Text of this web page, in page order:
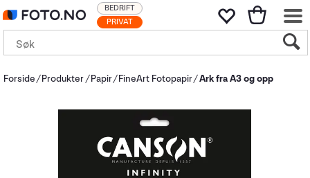
PRIVAT
BEDRIFT
Forside Produkter Papir FineArt Fotopapir Ark fra A3 og opp